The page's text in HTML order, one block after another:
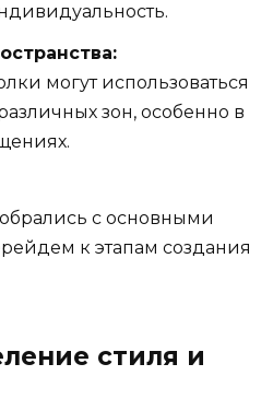
могут использоваться
зон, особенно в
с основными
к этапам создания
стиля и